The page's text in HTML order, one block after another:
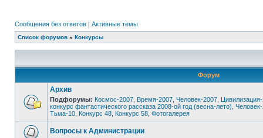
Сообщения без ответов | Активные темы
Список форумов » Конкурсы
Форум
Архив
Подфорумы: Космос-2007 Время-2007 Человек-2007
конкурс фантастического рассказа 2008-ой год (весна-лето)
Тьма-10 Конкурс 48 Конкурс 58 Фотогалерея
Вопросы к Администрации